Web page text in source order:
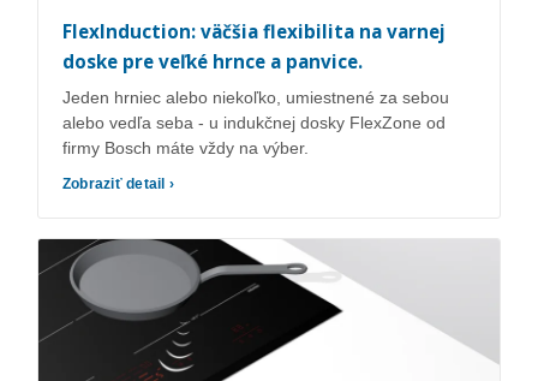
FlexInduction: väčšia flexibilita na varnej
doske pre veľké hrnce a panvice.
Jeden hrniec alebo niekoľko, umiestnené za sebou
alebo vedľa seba - u indukčnej dosky FlexZone od
firmy Bosch máte vždy na výber.
Zobraziť detail ›